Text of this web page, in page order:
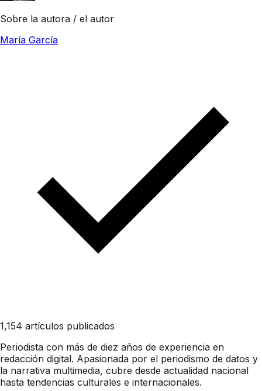
Sobre la autora / el autor
María García
1,154 artículos publicados
Periodista con más de diez años de experiencia en
redacción digital. Apasionada por el periodismo de datos y
la narrativa multimedia, cubre desde actualidad nacional
hasta tendencias culturales e internacionales.